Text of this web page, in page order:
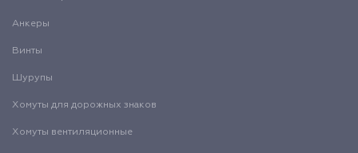
Анкеры
Винты
Шурупы
Хомуты для дорожных знаков
Хомуты вентиляционные